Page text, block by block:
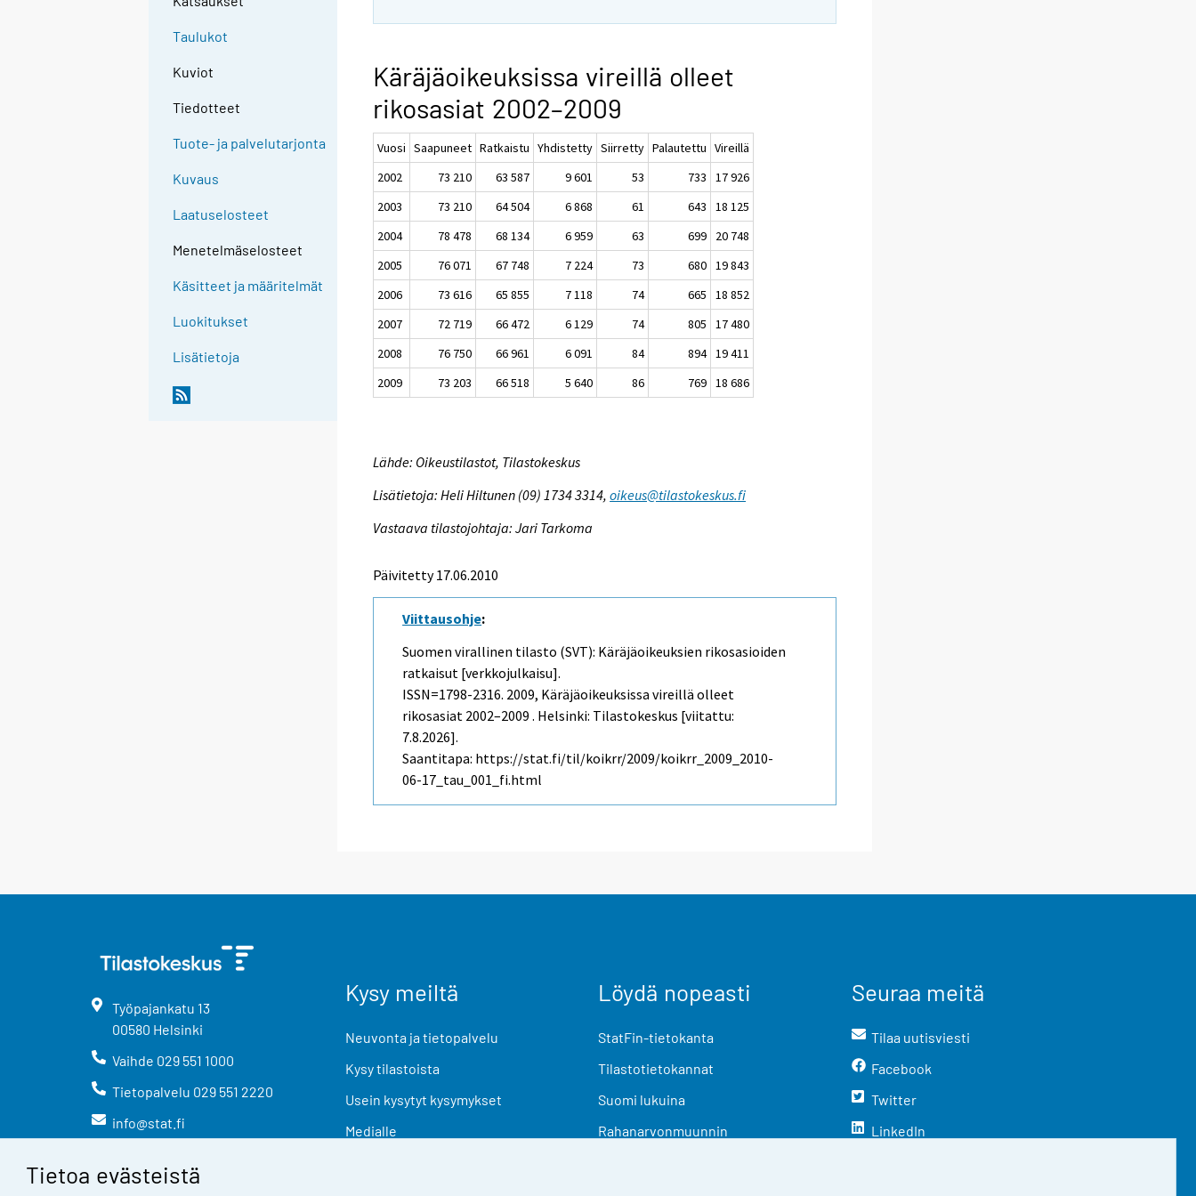
Tietoa evästeistä
Taulukot
Kuviot
Tiedotteet
Tuote- ja palvelutarjonta
Kuvaus
Laatuselosteet
Menetelmäselosteet
Käsitteet ja määritelmät
Luokitukset
Lisätietoja
Käräjäoikeuksissa vireillä olleet
rikosasiat 2002–2009
Vuosi Saapuneet Ratkaistu Yhdistetty Siirretty Palautettu Vireillä
2002
73 210 63 587 9 601 53 733
17 926
2003
73 210 64 504 6 868 61 643
18 125
2004
78 478 68 134 6 959 63 699
20 748
2005
76 071 67 748 7 224 73 680 19 843
2006
73 616 65 855 7 118 74 665
18 852
2007
72 719 66 472 6 129 74 805
17 480
2008
76 750 66 961 6 091 84 894 19 411
2009
73 203 66 518 5 640 86 769 18 686
Lähde: Oikeustilastot, Tilastokeskus
Lisätietoja: Heli Hiltunen (09) 1734 3314,oikeus@tilastokeskus.fi
Vastaava tilastojohtaja: Jari Tarkoma
Päivitetty 17.06.2010
Viittausohje:
Suomen virallinen tilasto (SVT): Käräjäoikeuksien rikosasioiden
ratkaisut [verkkojulkaisu].
ISSN=1798-2316. 2009, Käräjäoikeuksissa vireillä olleet
rikosasiat 2002–2009 . Helsinki: Tilastokeskus [viitattu:
7.8.2026].
Saantitapa: https://stat.fi/til/koikrr/2009/koikrr_2009_2010-
06-17_tau_001_fi.html
Työpajankatu 13
00580 Helsinki
Vaihde 029 551 1000
Tietopalvelu 029 551 2220
info@stat.fi
Kysy meiltä
Neuvonta ja tietopalvelu
Kysy tilastoista
Usein kysytyt kysymykset
Medialle
Löydä nopeasti
StatFin-tietokanta
Tilastotietokannat
Suomi lukuina
Rahanarvonmuunnin
Seuraa meitä
Tilaa uutisviesti
Facebook
Twitter
LinkedIn